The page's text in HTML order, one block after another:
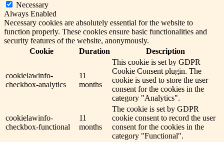
Necessary
Always Enabled
Necessary cookies are absolutely essential for the website to
function properly. These cookies ensure basic functionalities and
security features of the website, anonymously.
Cookie
Duration Description
cookielawinfo-
checkbox-analytics
11
months
This cookie is set by GDPR
Cookie Consent plugin. The
cookie is used to store the user
consent for the cookies in the
category "Analytics".
cookielawinfo-
checkbox-functional
11
months
The cookie is set by GDPR
cookie consent to record the user
consent for the cookies in the
category "Functional".